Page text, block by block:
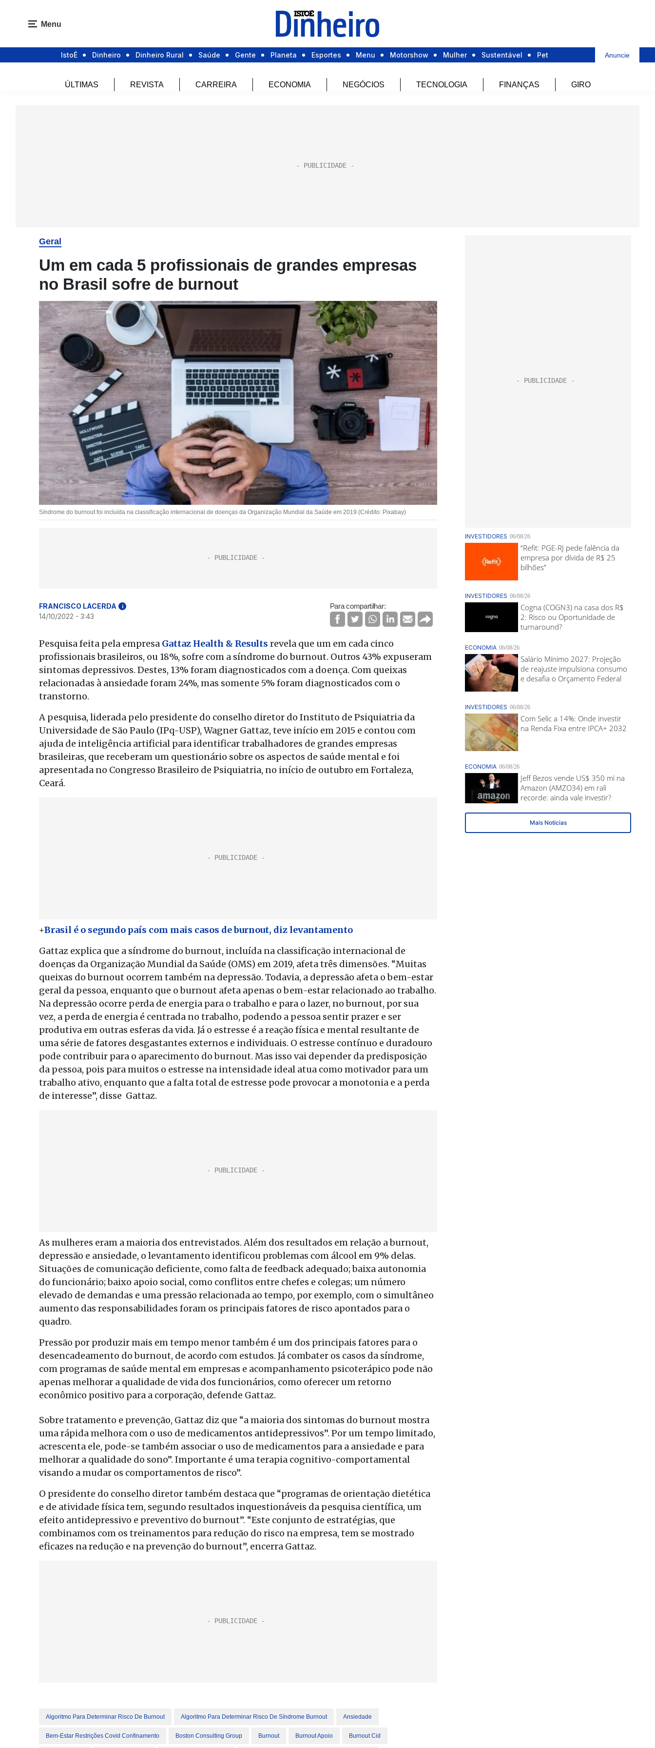
Menu
IstoÉ Dinheiro Dinheiro Rural Saúde Gente Planeta Esportes Menu Motorshow Mulher Sustentável Pet Anuncie
ÚLTIMAS REVISTA CARREIRA ECONOMIA NEGÓCIOS TECNOLOGIA FINANÇAS GIRO
Geral
Um em cada 5 profissionais de grandes empresas
no Brasil sofre de burnout
Síndrome do burnout foi incluída na classificação internacional de doenças da Organização Mundial da Saúde em 2019 (Crédito: Pixabay)
FRANCISCO LACERDA i
14/10/2022 - 3:43
Para compartilhar:
Pesquisa feita pela empresa Gattaz Health & Results revela que um em cada cinco
profissionais brasileiros, ou 18%, sofre com a síndrome do burnout. Outros 43% expuseram
sintomas depressivos. Destes, 13% foram diagnosticados com a doença. Com queixas
relacionadas à ansiedade foram 24%, mas somente 5% foram diagnosticados com o
transtorno.
A pesquisa, liderada pelo presidente do conselho diretor do Instituto de Psiquiatria da
Universidade de São Paulo (IPq-USP), Wagner Gattaz, teve início em 2015 e contou com
ajuda de inteligência artificial para identificar trabalhadores de grandes empresas
brasileiras, que receberam um questionário sobre os aspectos de saúde mental e foi
apresentada no Congresso Brasileiro de Psiquiatria, no início de outubro em Fortaleza,
Ceará.
+Brasil é o segundo país com mais casos de burnout, diz levantamento
Gattaz explica que a síndrome do burnout, incluída na classificação internacional de
doenças da Organização Mundial da Saúde (OMS) em 2019, afeta três dimensões. “Muitas
queixas do burnout ocorrem também na depressão. Todavia, a depressão afeta o bem-estar
geral da pessoa, enquanto que o burnout afeta apenas o bem-estar relacionado ao trabalho.
Na depressão ocorre perda de energia para o trabalho e para o lazer, no burnout, por sua
vez, a perda de energia é centrada no trabalho, podendo a pessoa sentir prazer e ser
produtiva em outras esferas da vida. Já o estresse é a reação física e mental resultante de
uma série de fatores desgastantes externos e individuais. O estresse contínuo e duradouro
pode contribuir para o aparecimento do burnout. Mas isso vai depender da predisposição
da pessoa, pois para muitos o estresse na intensidade ideal atua como motivador para um
trabalho ativo, enquanto que a falta total de estresse pode provocar a monotonia e a perda
de interesse”, disse Gattaz.
As mulheres eram a maioria dos entrevistados. Além dos resultados em relação a burnout,
depressão e ansiedade, o levantamento identificou problemas com álcool em 9% delas.
Situações de comunicação deficiente, como falta de feedback adequado; baixa autonomia
do funcionário; baixo apoio social, como conflitos entre chefes e colegas; um número
elevado de demandas e uma pressão relacionada ao tempo, por exemplo, com o simultâneo
aumento das responsabilidades foram os principais fatores de risco apontados para o
quadro.
Pressão por produzir mais em tempo menor também é um dos principais fatores para o
desencadeamento do burnout, de acordo com estudos. Já combater os casos da síndrome,
com programas de saúde mental em empresas e acompanhamento psicoterápico pode não
apenas melhorar a qualidade de vida dos funcionários, como oferecer um retorno
econômico positivo para a corporação, defende Gattaz.
Sobre tratamento e prevenção, Gattaz diz que “a maioria dos sintomas do burnout mostra
uma rápida melhora com o uso de medicamentos antidepressivos”. Por um tempo limitado,
acrescenta ele, pode-se também associar o uso de medicamentos para a ansiedade e para
melhorar a qualidade do sono”. Importante é uma terapia cognitivo-comportamental
visando a mudar os comportamentos de risco”.
O presidente do conselho diretor também destaca que “programas de orientação dietética
e de atividade física tem, segundo resultados inquestionáveis da pesquisa científica, um
efeito antidepressivo e preventivo do burnout”. “Este conjunto de estratégias, que
combinamos com os treinamentos para redução do risco na empresa, tem se mostrado
eficazes na redução e na prevenção do burnout”, encerra Gattaz.
Algoritmo Para Determinar Risco De Burnout Algoritmo Para Determinar Risco De Síndrome Burnout Ansiedade
Bem-Estar Restrições Covid Confinamento Boston Consulting Group Burnout Burnout Apoio Burnout Cid